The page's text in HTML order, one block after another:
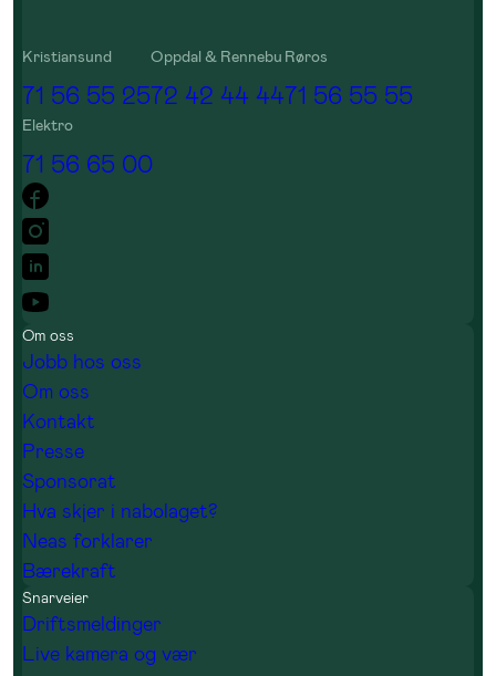
Kristiansund
71 56 55 25
Oppdal & Rennebu
72 42 44 44
Røros
71 56 55 55
Elektro
71 56 65 00
Om oss
Jobb hos oss
Om oss
Kontakt
Presse
Sponsorat
Hva skjer i nabolaget?
Neas forklarer
Bærekraft
Snarveier
Driftsmeldinger
Live kamera og vær